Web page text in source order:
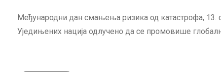
Међународни дан смањења ризика од катастрофа, 13.
Уједињених нација одлучено да се промовише